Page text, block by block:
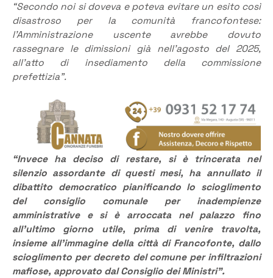
“Secondo noi si doveva e poteva evitare un esito così
disastroso per la comunità francofontese:
l’Amministrazione uscente avrebbe dovuto
rassegnare le dimissioni già nell’agosto del 2025,
all’atto di insediamento della commissione
prefettizia”.
“Invece ha deciso di restare, si è trincerata nel
silenzio assordante di questi mesi, ha annullato il
dibattito democratico pianificando lo scioglimento
del consiglio comunale per inadempienze
amministrative e si è arroccata nel palazzo fino
all’ultimo giorno utile, prima di venire travolta,
insieme all’immagine della città di Francofonte, dallo
scioglimento per decreto del comune per infiltrazioni
mafiose, approvato dal Consiglio dei Ministri”.